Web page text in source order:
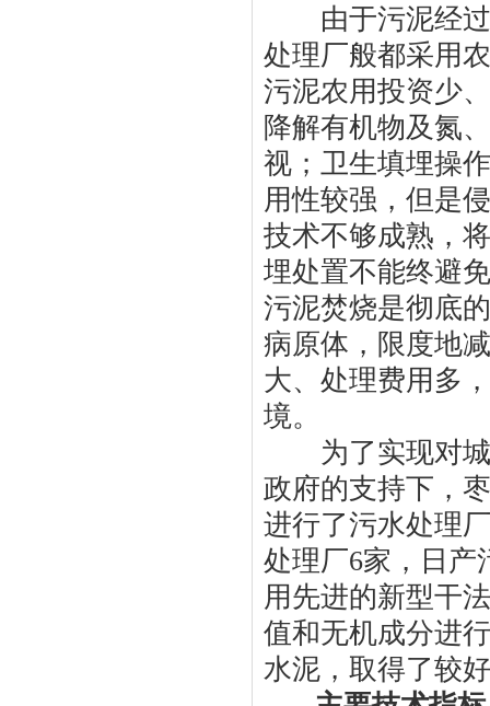
由于污泥经过
处理厂般都采用
污泥农用投资少
降解有机物及氮
视；卫生填埋操
用性较强，但是
技术不够成熟，
埋处置不能终避
污泥焚烧是彻底
病原体，限度地
大、处理费用多
境。
为了实现对城
政府的支持下，
进行了污水处理
处理厂6家，日产
用先进的新型干
值和无机成分进
水泥，取得了较